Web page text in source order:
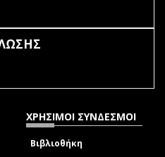
ΧΡΗΣΙΜΟΙ ΣΥΝΔΕΣΜΟΙ
Βιβλιοθήκη